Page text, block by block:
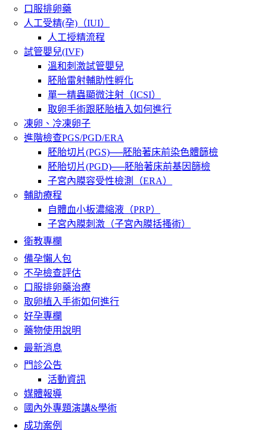
口服排卵藥
人工受精(孕)（IUI）
人工授精流程
試管嬰兒(IVF)
溫和刺激試管嬰兒
胚胎雷射輔助性孵化
單一精蟲顯微注射（ICSI）
取卵手術跟胚胎植入如何進行
凍卵、冷凍卵子
進階檢查PGS/PGD/ERA
胚胎切片(PGS)──胚胎著床前染色體篩檢
胚胎切片(PGD)──胚胎著床前基因篩檢
子宮內膜容受性檢測（ERA）
輔助療程
自體血小板濃縮液（PRP）
子宮內膜刺激（子宮內膜括搔術）
衛教專欄
備孕懶人包
不孕檢查評估
口服排卵藥治療
取卵植入手術如何進行
好孕專欄
藥物使用說明
最新消息
門診公告
活動資訊
媒體報導
國內外專題演講&學術
成功案例